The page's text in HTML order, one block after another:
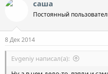
саша
Постоянный
8 Дек 2014
Evgeniy написал(а):